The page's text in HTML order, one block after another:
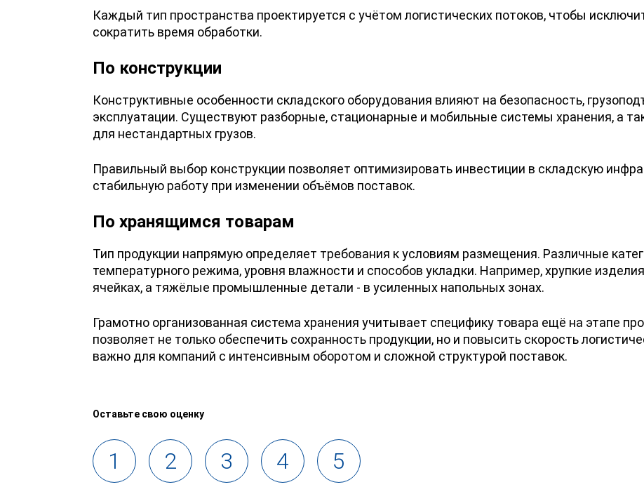
Каждый тип пространства проектируется с учётом логистических потоков, чтобы
сократить время обработки.
По конструкции
Конструктивные особенности складского оборудования влияют на безопасность,
эксплуатации. Существуют разборные, стационарные и мобильные системы хранения, а
для нестандартных грузов.
Правильный выбор конструкции позволяет оптимизировать инвестиции в складскую
стабильную работу при изменении объёмов поставок.
По хранящимся товарам
Тип продукции напрямую определяет требования к условиям размещения. Различные
температурного режима, уровня влажности и способов укладки. Например, хрупкие
ячейках, а тяжёлые промышленные детали - в усиленных напольных зонах.
Грамотно организованная система хранения учитывает специфику товара ещё на этапе
позволяет не только обеспечить сохранность продукции, но и повысить скорость
важно для компаний с интенсивным оборотом и сложной структурой поставок.
Оставьте свою оценку
1 2 3 4 5